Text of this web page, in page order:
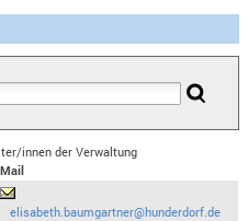
innen der Verwaltung
Mail
elisabeth.baumgartner@hunderdorf.de